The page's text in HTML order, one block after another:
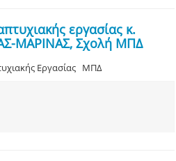
εργασίας κ.
ΜΑΡΙΝΑΣ, Σχολή ΜΠΔ
Εργασίας ΜΠΔ